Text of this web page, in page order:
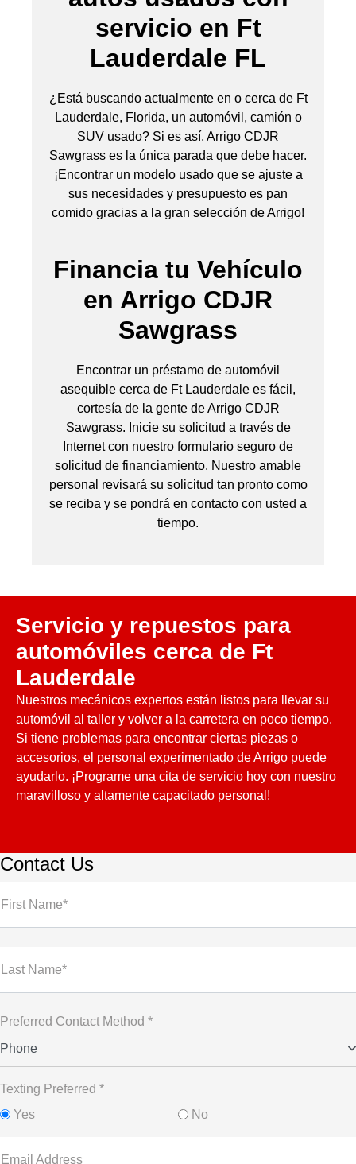
servicio en Ft
Lauderdale FL
¿Está buscando actualmente en o cerca de Ft
Lauderdale, Florida, un automóvil, camión o
SUV usado? Si es así, Arrigo CDJR
Sawgrass es la única parada que debe hacer.
¡Encontrar un modelo usado que se ajuste a
sus necesidades y presupuesto es pan
comido gracias a la gran selección de Arrigo!
Financia tu Vehículo
en Arrigo CDJR
Sawgrass
Encontrar un préstamo de automóvil
asequible cerca de Ft Lauderdale es fácil,
cortesía de la gente de Arrigo CDJR
Sawgrass. Inicie su solicitud a través de
Internet con nuestro formulario seguro de
solicitud de financiamiento. Nuestro amable
personal revisará su solicitud tan pronto como
se reciba y se pondrá en contacto con usted a
tiempo.
Servicio y repuestos para
automóviles cerca de Ft
Lauderdale
Nuestros mecánicos expertos están listos para llevar su
automóvil al taller y volver a la carretera en poco tiempo.
Si tiene problemas para encontrar ciertas piezas o
accesorios, el personal experimentado de Arrigo puede
ayudarlo. ¡Programe una cita de servicio hoy con nuestro
maravilloso y altamente capacitado personal!
Contact Us
First Name*
Last Name*
Preferred Contact Method *
Phone
Texting Preferred *
Yes
No
Email Address